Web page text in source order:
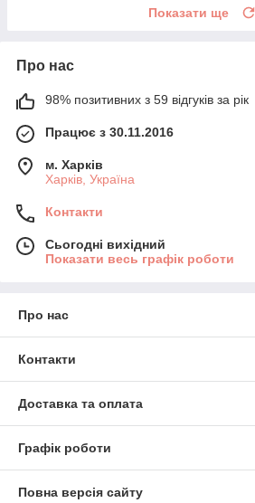
Показати ще
Про нас
98% позитивних з 59 відгуків за рік
Працює з 30.11.2016
м. Харків
Харків, Україна
Контакти
Сьогодні вихідний
Показати весь графік роботи
Про нас
Контакти
Доставка та оплата
Графік роботи
Повна версія сайту